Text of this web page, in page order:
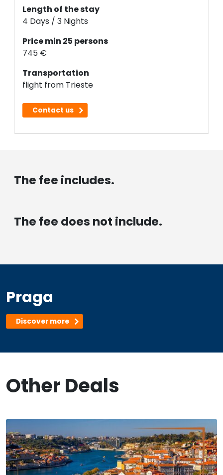
Length of the stay
4 Days / 3 Nights
Price min 25 persons
745 €
Transportation
flight from Trieste
Contact us
The fee includes.
The fee does not include.
Praga
Discover more
Other Deals